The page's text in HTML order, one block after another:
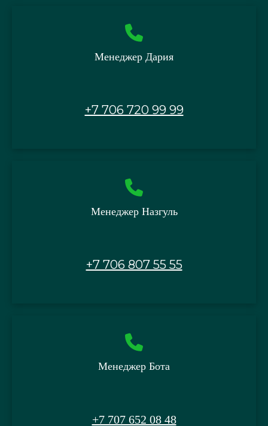
Менеджер Дария
+7 706 720 99 99
Менеджер Назгуль
+7 706 807 55 55
Менеджер Бота
+7 707 652 08 48